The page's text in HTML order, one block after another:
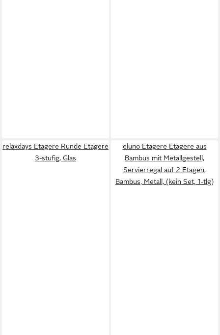
relaxdays Etagere Runde Etagere
3-stufig, Glas
eluno Etagere Etagere aus
Bambus mit Metallgestell,
Servierregal auf 2 Etagen,
Bambus, Metall, (kein Set, 1-tlg)